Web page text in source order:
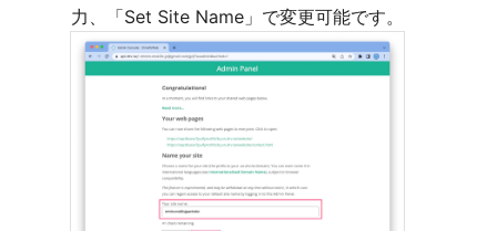
力、「Set Site Name」で変更可能です。